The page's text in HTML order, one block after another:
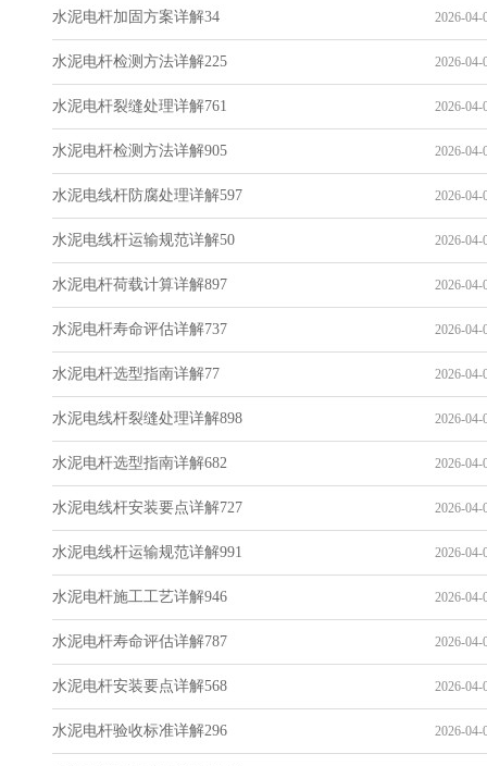
水泥电杆加固方案详解34 2026-04-
水泥电杆检测方法详解225 2026-04-
水泥电杆裂缝处理详解761 2026-04-
水泥电杆检测方法详解905 2026-04-
水泥电线杆防腐处理详解597 2026-04-
水泥电线杆运输规范详解50 2026-04-
水泥电杆荷载计算详解897 2026-04-
水泥电杆寿命评估详解737 2026-04-
水泥电杆选型指南详解77 2026-04-
水泥电线杆裂缝处理详解898 2026-04-
水泥电杆选型指南详解682 2026-04-
水泥电线杆安装要点详解727 2026-04-
水泥电线杆运输规范详解991 2026-04-
水泥电杆施工工艺详解946 2026-04-
水泥电杆寿命评估详解787 2026-04-
水泥电杆安装要点详解568 2026-04-
水泥电杆验收标准详解296 2026-04-